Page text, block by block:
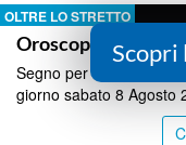
OLTRE LO STRETTO
Oroscopo sabato 8
Segno per segno le
giorno sabato 8 Agosto